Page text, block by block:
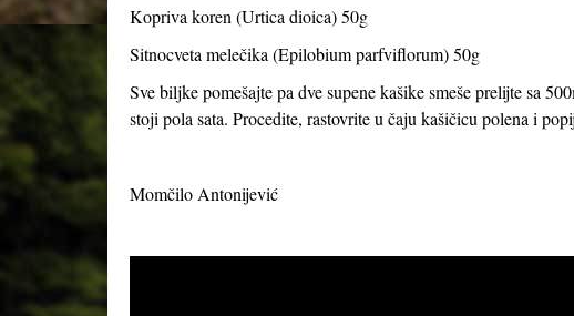
Kopriva koren (Urtica dioica) 50g
Sitnocveta melečika (Epilobium parfviflorum) 50g
Sve biljke pomešajte pa dve supene kašike smeše prelijte sa
stoji pola sata. Procedite, rastovrite u čaju kašičicu polena i
Momčilo Antonijević